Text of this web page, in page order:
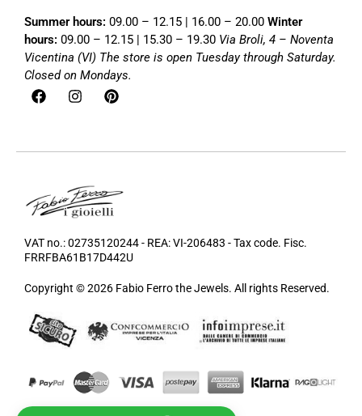
Summer hours: 09.00 – 12.15 | 16.00 – 20.00 Winter
hours: 09.00 – 12.15 | 15.30 – 19.30 Via Broli, 4 – Noventa
Vicentina (VI) The store is open Tuesday through Saturday.
Closed on Mondays.
VAT no.: 02735120244 - REA: VI-206483 - Tax code. Fisc.
FRRFBA61B17D442U
Copyright © 2026 Fabio Ferro the Jewels. All rights Reserved.